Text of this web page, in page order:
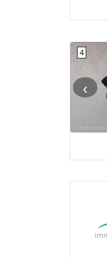
‹